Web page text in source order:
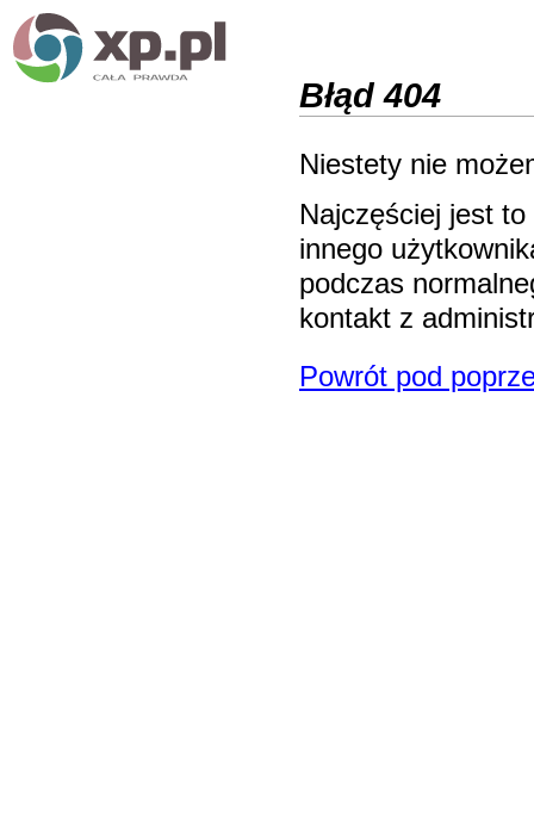
Błąd 404
Niestety nie
Najczęściej jest
innego
podczas
kontakt z
Powrót pod